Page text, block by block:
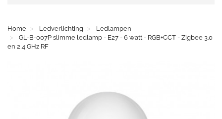
Home Ledverlichting
Ledlampen
GL-B-007P slimme ledlamp - E27 - 6 watt - RGB+CCT - Zigbee 3.0
en 2,4 GHz RF